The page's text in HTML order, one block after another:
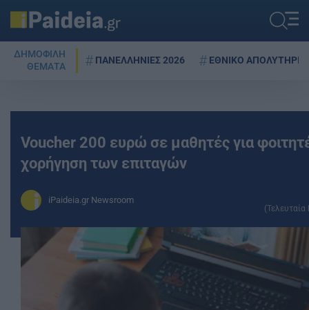
ΔΗΜΟΦΙΛΗ
ΘΕΜΑΤΑ
ΠΑΝΕΛΛΗΝΙΕΣ 2026 ΕΘΝΙΚΟ ΑΠΟΛΥΤΗΡΙΟ
Voucher 200 ευρώ σε μαθητές για
χορήγηση των επιταγών
iPaideia.gr Newsroom